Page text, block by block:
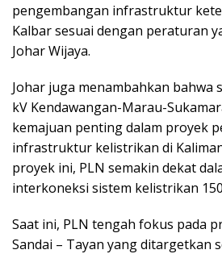
pengembangan infrastruktur
Kalbar sesuai dengan peraturan
Johar Wijaya.
Johar juga menambahkan bahwa
kV Kendawangan-Marau-
kemajuan penting dalam proyek
infrastruktur kelistrikan di
proyek ini, PLN semakin dekat
interkoneksi sistem kelistrikan
Saat ini, PLN tengah fokus pada
Sandai – Tayan yang ditargetkan